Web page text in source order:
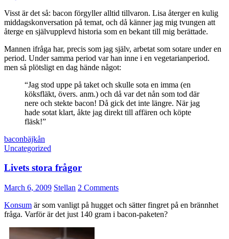
Visst är det så: bacon förgyller alltid tillvaron. Lisa återger en kulig
middagskonversation på temat, och då känner jag mig tvungen att
återge en självupplevd historia som en bekant till mig berättade.
Mannen ifråga har, precis som jag själv, arbetat som sotare under en
period. Under samma period var han inne i en vegetarianperiod.
men så plötsligt en dag hände något:
“Jag stod uppe på taket och skulle sota en imma (en
köksfläkt, övers. anm.) och då var det nån som tod där
nere och stekte bacon! Då gick det inte längre. När jag
hade sotat klart, åkte jag direkt till affären och köpte
fläsk!”
baconbäjkån
Uncategorized
Livets stora frågor
March 6, 2009 Stellan 2 Comments
Konsum är som vanligt på hugget och sätter fingret på en brännhet
fråga. Varför är det just 140 gram i bacon-paketen?